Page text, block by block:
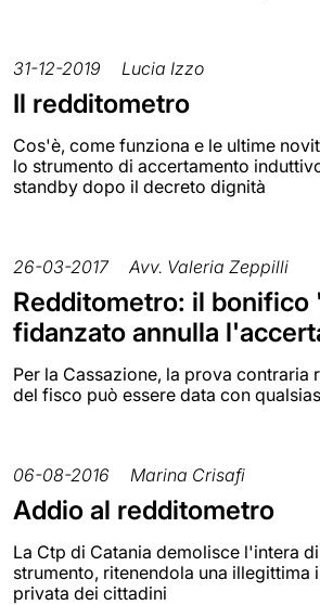
31-12-2019 Lucia Izzo
Il redditometro
Cos'è, come funziona e le ultime
lo strumento di accertamento
standby dopo il decreto dignità
26-03-2017 Avv. Valeria Zeppilli
Redditometro: il bonifico
fidanzato annulla
Per la Cassazione, la prova contraria
del fisco può essere data con
06-08-2016 Marina Crisafi
Addio al redditometro
La Ctp di Catania demolisce l'intera
strumento, ritenendola una illegittima
privata dei cittadini